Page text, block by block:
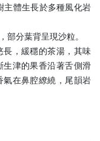
主體生長於多種風化岩
部分葉背呈現沙粒。
長，緩穩的茶湯，其味
生津的果香沿著舌側滑
氣在鼻腔繚繞，尾韻岩